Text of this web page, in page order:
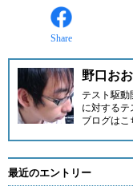
Share
野口お
テスト駆動
に対するテ
ブログはこ
最近のエントリー